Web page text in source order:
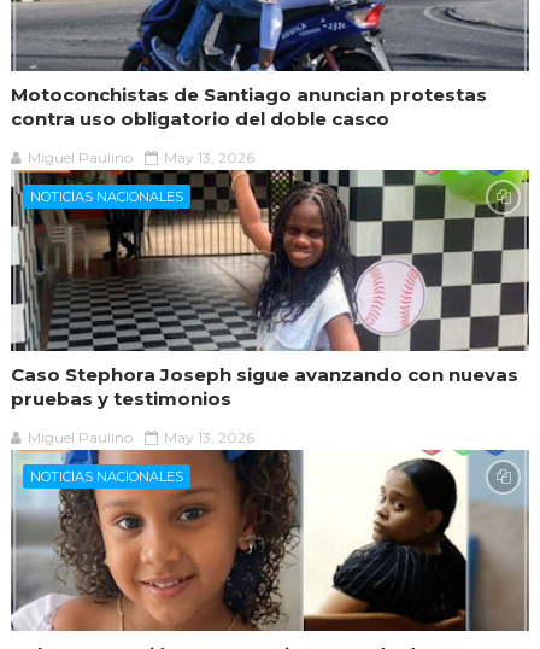
Motoconchistas de Santiago anuncian protestas
contra uso obligatorio del doble casco
Miguel Paulino May 13, 2026
NOTICIAS NACIONALES
Caso Stephora Joseph sigue avanzando con nuevas
pruebas y testimonios
Miguel Paulino May 13, 2026
NOTICIAS NACIONALES